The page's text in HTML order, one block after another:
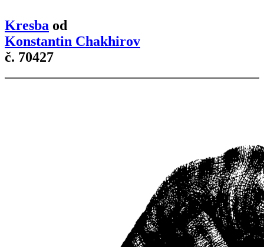
Kresba od
Konstantin Chakhirov
č. 70427